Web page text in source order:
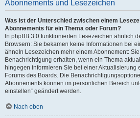
Abonnements und Lesezeichen
Was ist der Unterschied zwischen einem
Abonnements für ein Thema oder Forum?
In phpBB 3.0 funktionierten Lesezeichen ähnlich
Browsern: Sie bekamen keine Informationen bei
ähneln Lesezeichen mehr einem Abonnement:
Benachrichtigung erhalten, wenn ein Thema
hingegen informieren Sie bei einer Aktualisierung
Forums des Boards. Die
Abonnements können im persönlichen Bereich
einstellen“ geändert werden.
Nach oben